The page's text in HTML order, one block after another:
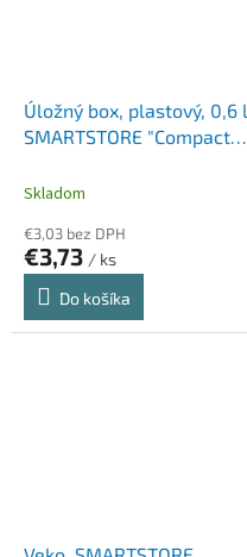
Úložný box, plastový, 0,6 l,
SMARTSTORE "Compact
Skladom
€3,03 bez DPH
€3,73 / ks
Do košíka